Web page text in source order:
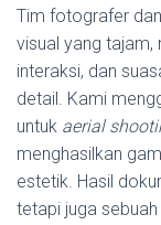
Tim fotografer
visual yang
interaksi, dan
detail. Kami
untuk aerial
menghasilkan
estetik. Hasil
tetapi juga